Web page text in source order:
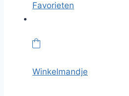
Favorieten
Winkelmandje